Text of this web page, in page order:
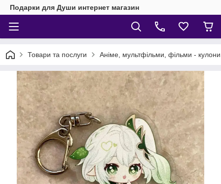
Подарки для Души интернет магазин
Товари та послуги Аніме, мультфільми, фільми -